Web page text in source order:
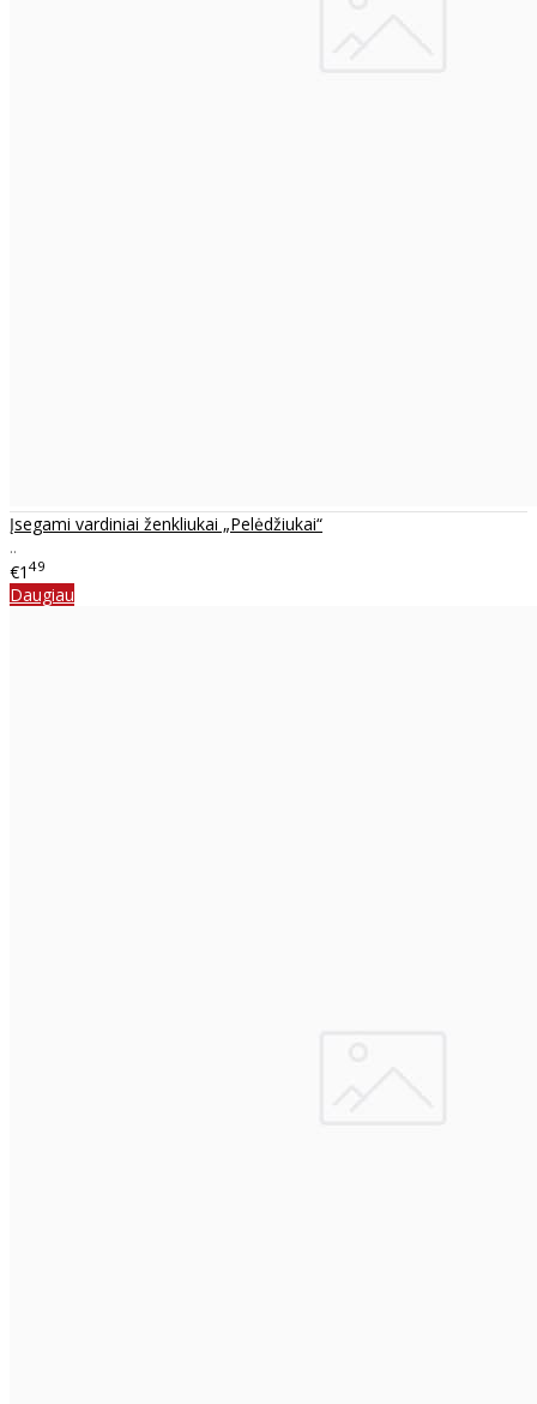
Įsegami vardiniai ženkliukai „Pelėdžiukai“
..
€1 49
Daugiau